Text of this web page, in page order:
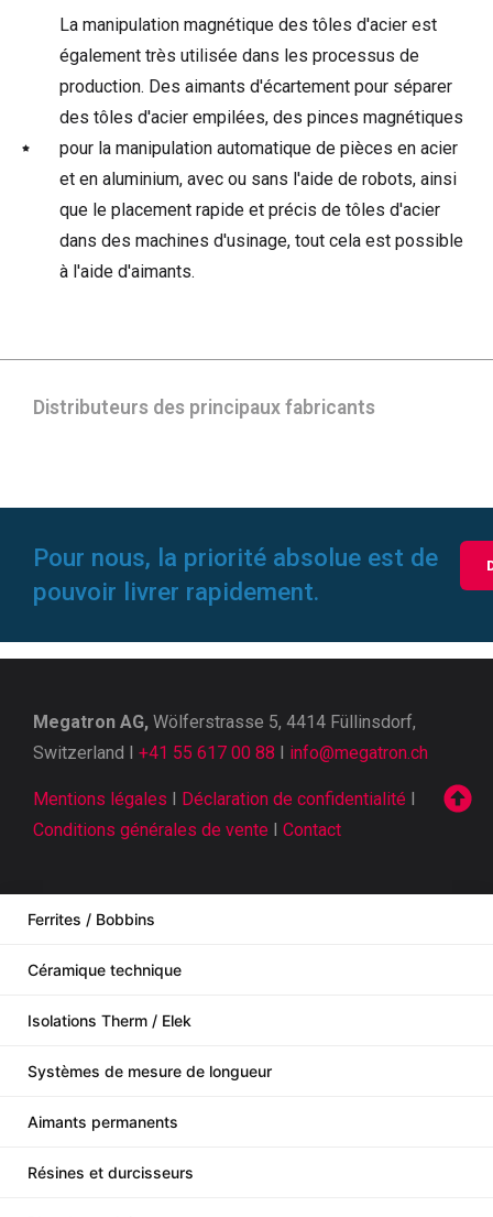
La manipulation magnétique des tôles d'acier est
également très utilisée dans les processus de
production. Des aimants d'écartement pour séparer
des tôles d'acier empilées, des pinces magnétiques
pour la manipulation automatique de pièces en acier
et en aluminium, avec ou sans l'aide de robots, ainsi
que le placement rapide et précis de tôles d'acier
dans des machines d'usinage, tout cela est possible
à l'aide d'aimants.
Distributeurs des principaux fabricants
Pour nous, la priorité absolue est de
pouvoir livrer rapidement.
Megatron AG, Wölferstrasse 5, 4414 Füllinsdorf,
Switzerland I +41 55 617 00 88 I info@megatron.ch
Mentions légales I Déclaration de confidentialité I
Conditions générales de vente I Contact
Ferrites / Bobbins
Céramique technique
Isolations Therm / Elek
Systèmes de mesure de longueur
Aimants permanents
Résines et durcisseurs